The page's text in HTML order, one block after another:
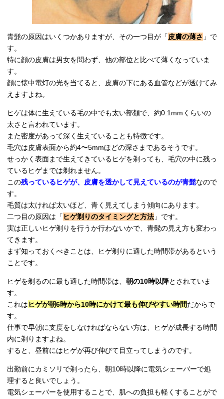
青髭の原因はいくつかありますが、その一つ目が「皮膚の薄さ 」で
す。
特に顔の皮膚は男女を問わず、他の部位と比べて薄くなっていま
す。
顔に懐中電灯の光を当てると、皮膚の下にある血管などが透けてみ
えますよね。
ヒゲは体に生えている毛の中でも太い部類で、約0.1mmくらいの
太さと言われています。
また密度があって深く生えていることも特徴です。
毛穴は皮膚表面から約4〜5mmほどの深さまであるそうです。
せっかく表面まで生えてきているヒゲを剃っても、毛穴の中に残っ
ているヒゲまでは剃れません。
この残っているヒゲが、皮膚を透かして見えているのが青髭なので
す。
毛質は太ければ太いほど、青く見えてしまう傾向にあります。
二つ目の原因は「 ヒゲ剃りのタイミングと方法 」です。
実は正しいヒゲ剃りを行うか行わないかで、青髭の見え方も変わっ
てきます。
まず知っておくべきことは、ヒゲ剃りに適した時間帯があるという
ことです。
ヒゲを剃るのに最も適した時間帯は、 朝の10時以降とされていま
す。
これはヒゲが朝6時から10時にかけて最も伸びやすい時間だからで
す。
仕事で早朝に支度をしなければならない方は、ヒゲが成長する時間
内に剃りますよね。
すると、昼前にはヒゲが再び伸びて目立ってしまうのです。
出勤前にカミソリで剃ったら、朝10時以降に電気シェーバーで処
理すると良いでしょう。
電気シェーバーを使用することで、肌への負担も軽くすることがで